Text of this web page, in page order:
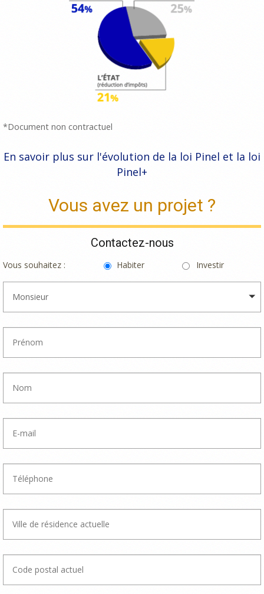
*Document non contractuel
En savoir plus sur l'évolution de la loi Pinel et la loi
Pinel+
Vous avez un projet ?
Contactez-nous
Vous souhaitez : Habiter Investir
Monsieur